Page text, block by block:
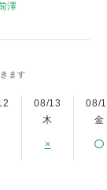
澤
ます
08/13
木
×
08/
金